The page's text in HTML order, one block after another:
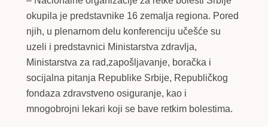
okupila je predstavnike 16 zemalja regiona. Pored
njih, u plenarnom delu konferenciju učešće su
uzeli i predstavnici Ministarstva zdravlja,
Ministarstva za rad,zapošljavanje, boračka i
socijalna pitanja Republike Srbije, Republičkog
fondaza zdravstveno osiguranje, kao i
mnogobrojni lekari koji se bave retkim bolestima.